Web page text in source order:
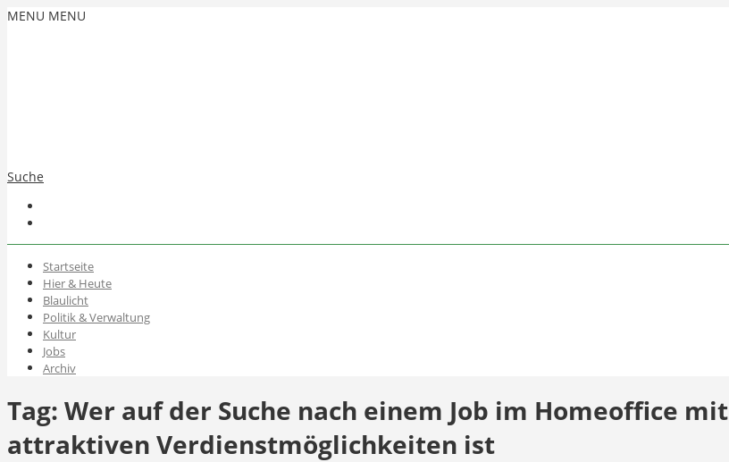
MENU MENU
Suche
Startseite
Hier & Heute
Blaulicht
Politik & Verwaltung
Kultur
Jobs
Archiv
Tag: Wer auf der Suche nach einem Job im Homeoffice mit
attraktiven Verdienstmöglichkeiten ist